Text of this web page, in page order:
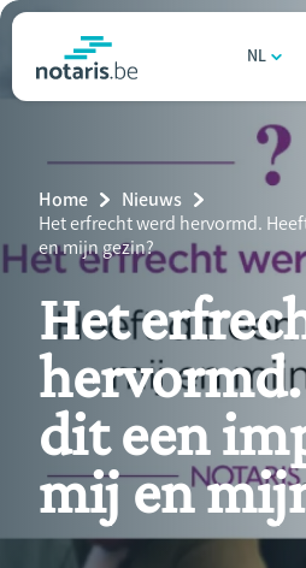
Overslaan
naar
gaan
notaris.behomepage
NL
Wonen
Relatie & samenleven
Ondernemen
Over de notaris
Rekenmodules
VIND EEN
Breadcrumb
Home
Nieuws
Current
Page:
Het erfrecht werd hervormd.
en mijn gezin?
Het
dit een
mij en